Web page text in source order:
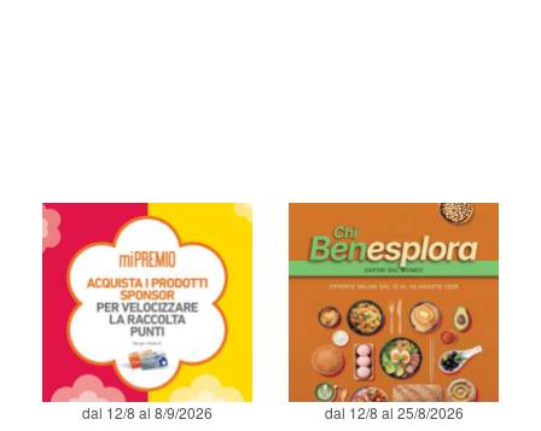
dal 12/8 al 8/9/2026 dal 12/8 al 25/8/2026